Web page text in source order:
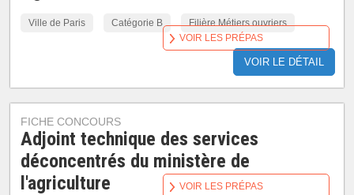
Ville de Paris Catégorie B Filière Métiers ouvriers
VOIR LE DÉTAIL
VOIR LES PRÉPAS
FICHE CONCOURS
Adjoint technique des services
déconcentrés du ministère de
l'agriculture
VOIR LES PRÉPAS